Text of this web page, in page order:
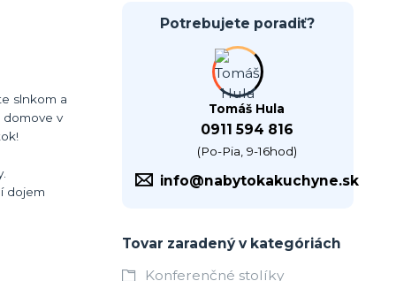
slnkom a
domove v
dojem
Potrebujete poradiť?
Tomáš Hula
0911 594 816
(Po-Pia, 9-16hod)
info@nabytokakuchyne.sk
Tovar zaradený v kategóriách
Konferenčné stolíky